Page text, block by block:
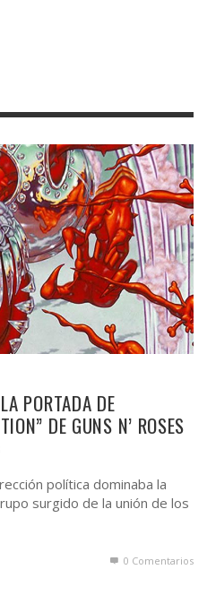
PORTADA DE
DE GUNS N’ ROSES
política dominaba la
surgido de la unión de los
0 Comentarios